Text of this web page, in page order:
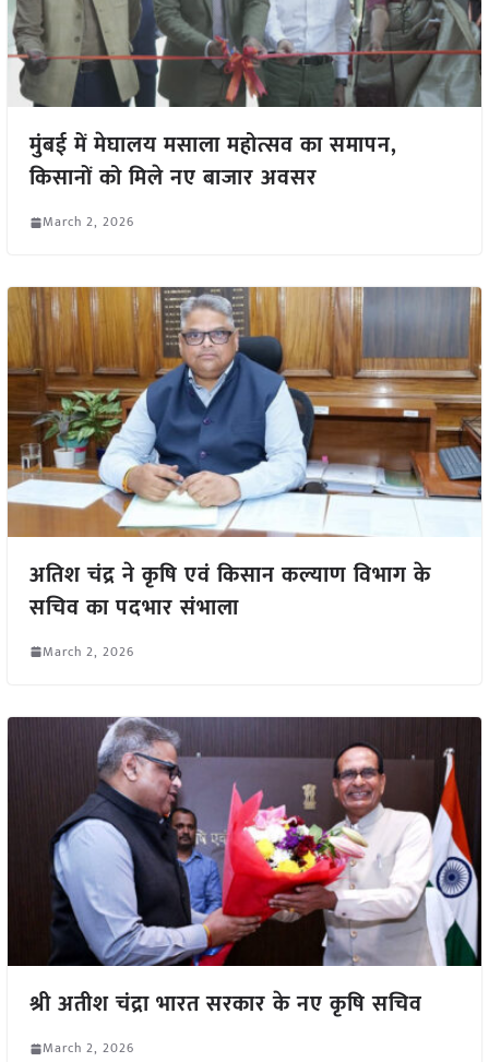
मुंबई में मेघालय मसाला महोत्सव का समापन,
किसानों को मिले नए बाजार अवसर
March 2, 2026
अतिश चंद्र ने कृषि एवं किसान कल्याण विभाग के
सचिव का पदभार संभाला
March 2, 2026
श्री अतीश चंद्रा भारत सरकार के नए कृषि सचिव
March 2, 2026